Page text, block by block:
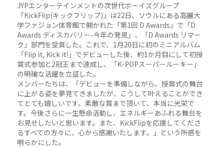
JYPエンターテインメントの次世代ボーイズグループ
「KickFlip(キックフリップ)」は22日、ソウルにある高麗大
学ファジョン体育館で開かれた「第1回 D Awards」で「D
Awards ディスカバリー-今年の発見」、「D Awards リマー
ク」部門を受賞した。これで、1月20日に初のミニアルバム
「Flip it, Kick it!」でデビューした後、約1か月目にして初授
賞式参加と2冠王まで達成し、「K-POPスーパールーキー」
の明確な活躍を立証した。
メンバーたちは、「デビューを準備しながら、授賞式の舞台
に上がる姿を夢見てきましたが、こうして叶えることができ
てとても嬉しいです。素敵な賞まで頂いて、本当に光栄で
す。今後さらに一生懸命活動し、エネルギーあふれる舞台を
お見せしたいと思います。また、KickFlipを応援してくださ
るすべての方々に、心から感謝いたします。」という所感を
明らかにした。